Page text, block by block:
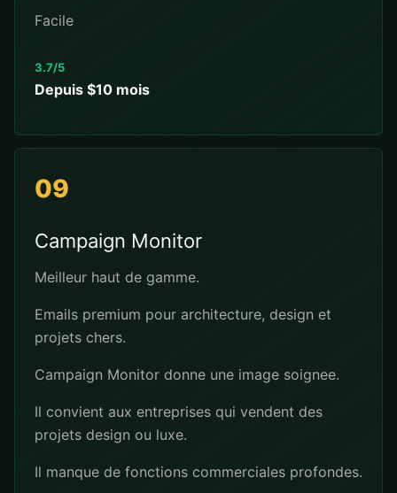
Facile
3.7/5
Depuis $10 mois
09
Campaign Monitor
Meilleur haut de gamme.
Emails premium pour architecture, design et
projets chers.
Campaign Monitor donne une image soignee.
Il convient aux entreprises qui vendent des
projets design ou luxe.
Il manque de fonctions commerciales profondes.